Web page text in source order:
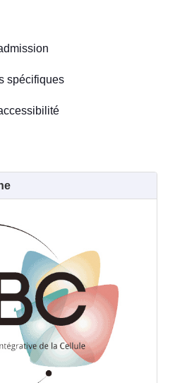
spécifiques